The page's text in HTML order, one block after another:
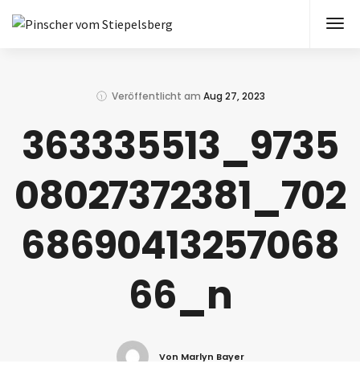
Veröffentlicht am Aug 27, 2023
363335513_9735
08027372381_702
68690413257068
66_n
Von Marlyn Bayer